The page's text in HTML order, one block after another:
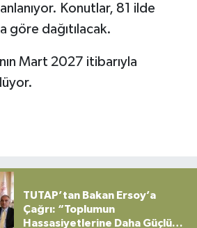
Konutlar, 81 ilde
göre dağıtılacak.
Mart 2027 itibarıyla
TUTAP’tan Bakan Ersoy’a
Çağrı: “Toplumun
Hassasiyetlerine Daha Güçlü